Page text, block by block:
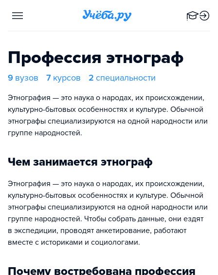
Профессия этнограф
9 вузов 7 курсов 2 специальности
Этнография — это наука о народах, их происхождении,
культурно-бытовых особенностях и культуре. Обычной
этнографы специализируются на одной народности или
группе народностей.
Чем занимается этнограф
Этнография — это наука о народах, их происхождении,
культурно-бытовых особенностях и культуре. Обычной
этнографы специализируются на одной народности или
группе народностей. Чтобы собрать данные, они ездят
в экспедиции, проводят анкетирование, работают
вместе с историками и социологами.
Почему востребована профессия